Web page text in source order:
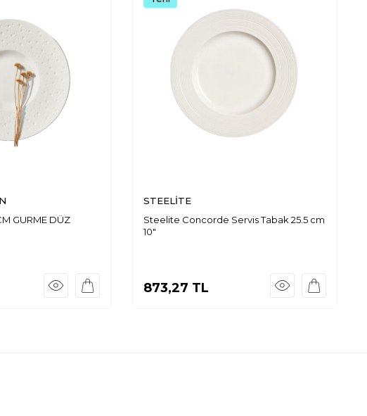
GURME DÜZ
STEELİTE
Steelite Concorde Servis Tabak 25.5 cm
10"
873,27 TL